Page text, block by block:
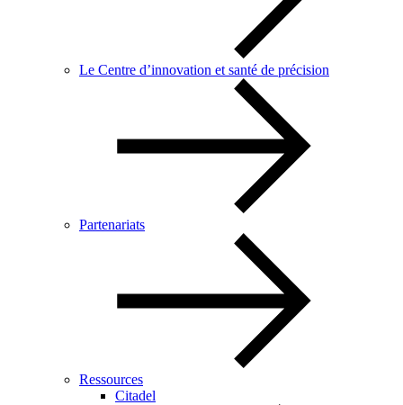
Le Centre d’innovation et santé de précision
Partenariats
Ressources
Citadel